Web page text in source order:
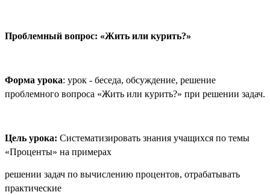
Проблемный вопрос: «Жить или курить?»
Форма урока: урок - беседа, обсуждение, решение
проблемного вопроса «Жить или курить?» при решении задач.
Цель урока: Систематизировать знания учащихся по темы
«Проценты» на примерах
решении задач по вычислению процентов, отрабатывать
практические